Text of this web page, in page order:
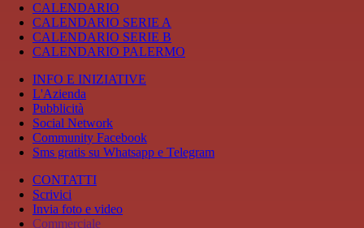
CALENDARIO
CALENDARIO SERIE A
CALENDARIO SERIE B
CALENDARIO PALERMO
INFO E INIZIATIVE
L'Azienda
Pubblicità
Social Network
Community Facebook
Sms gratis su Whatsapp e Telegram
CONTATTI
Scrivici
Invia foto e video
Commerciale